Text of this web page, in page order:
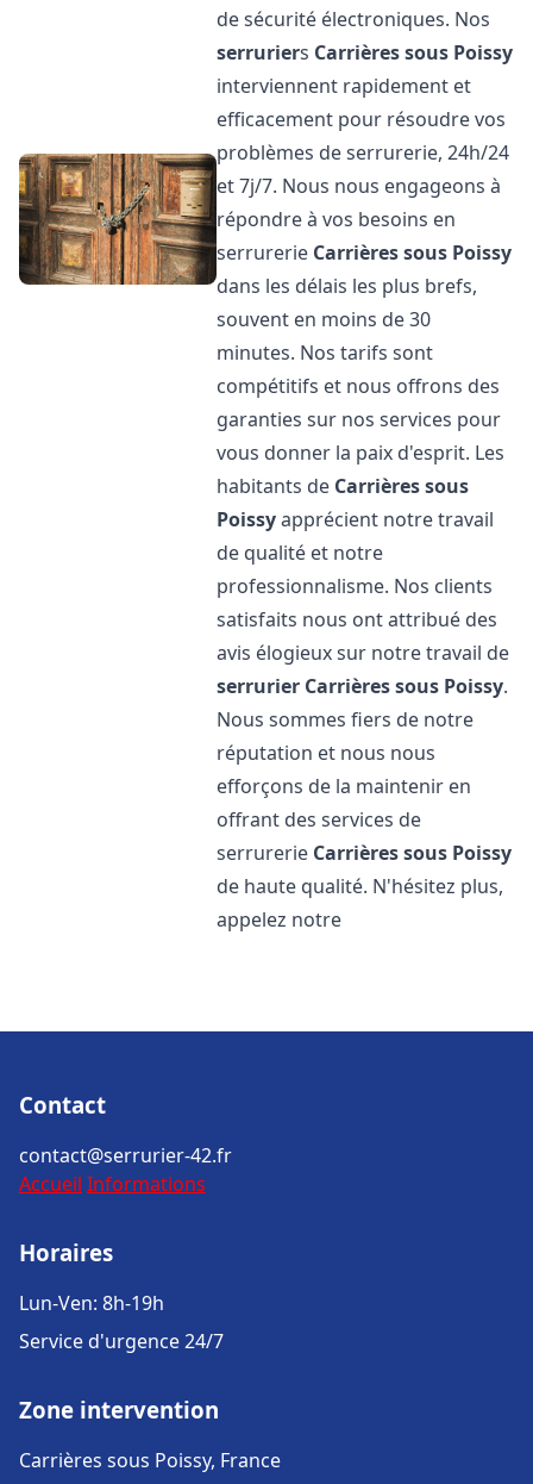
de sécurité électroniques. Nos
serruriers Carrières sous Poissy
interviennent rapidement et
efficacement pour résoudre vos
problèmes de serrurerie, 24h/24
et 7j/7. Nous nous engageons à
répondre à vos besoins en
serrurerie Carrières sous Poissy
dans les délais les plus brefs,
souvent en moins de 30
minutes. Nos tarifs sont
compétitifs et nous offrons des
garanties sur nos services pour
vous donner la paix d'esprit. Les
habitants de Carrières sous
Poissyapprécient notre travail
de qualité et notre
professionnalisme. Nos clients
satisfaits nous ont attribué des
avis élogieux sur notre travail de
serrurier Carrières sous Poissy.
Nous sommes fiers de notre
réputation et nous nous
efforçons de la maintenir en
offrant des services de
serrurerie Carrières sous Poissy
de haute qualité. N'hésitez plus,
appelez notre
Contact
contact@serrurier-42.fr
Accueil Informations
Horaires
Lun-Ven: 8h-19h
Service d'urgence 24/7
Zone intervention
Carrières sous Poissy, France